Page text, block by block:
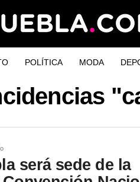
POLÍTICA MODA
será sede de la